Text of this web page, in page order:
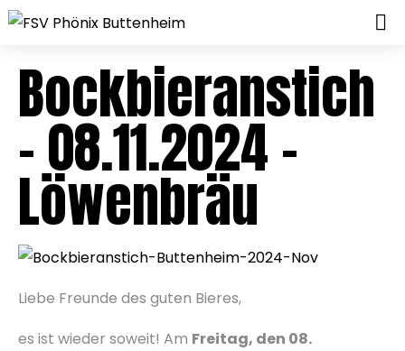
Bockbieranstich
– 08.11.2024 –
Löwenbräu
Liebe Freunde des guten Bieres,
es ist wieder soweit! Am Freitag, den 08.